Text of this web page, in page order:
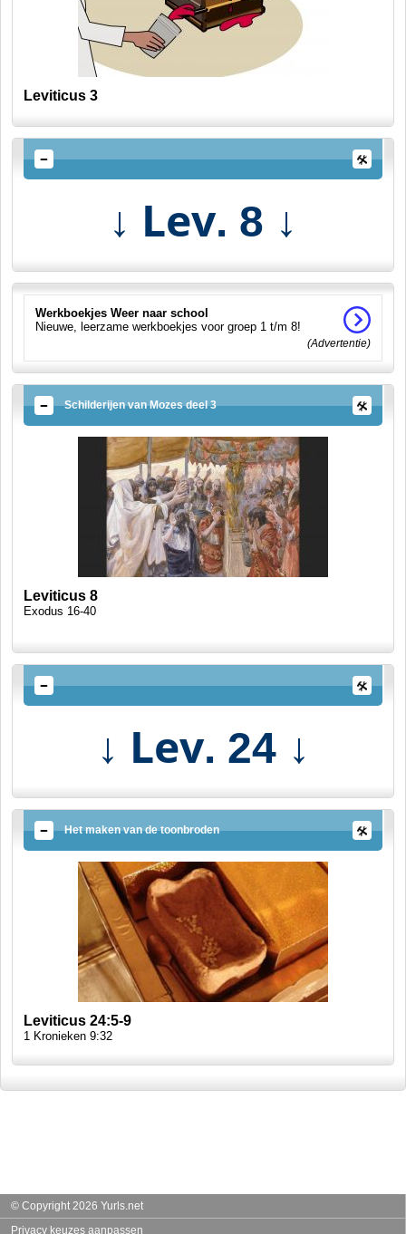
Leviticus 3
↓ Lev. 8 ↓
Werkboekjes Weer naar school
Nieuwe, leerzame werkboekjes voor groep 1 t/m 8!
(Advertentie)
Schilderijen van Mozes deel 3
Leviticus 8
Exodus 16-40
↓ Lev. 24 ↓
Het maken van de toonbroden
Leviticus 24:5-9
1 Kronieken 9:32
© Copyright 2026 Yurls.net
Privacy keuzes aanpassen